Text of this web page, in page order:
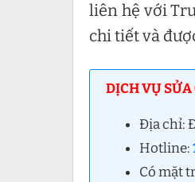
liên hệ với
chi tiết và
DỊCH VỤ SỬA
Địa chỉ:
Hotline:
Có mặt